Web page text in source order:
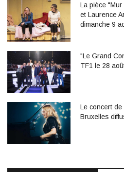
La pièce
et Laurence
dimanche 9
"Le Grand
TF1 le 28
Le concert
Bruxelles